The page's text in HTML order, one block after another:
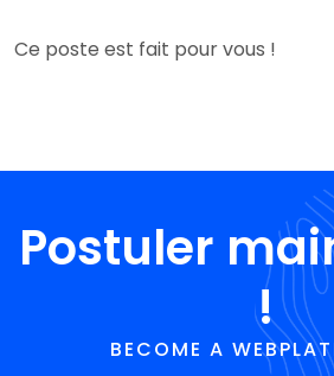
Ce poste est fait pour vous !
Postuler
!
BECOME A